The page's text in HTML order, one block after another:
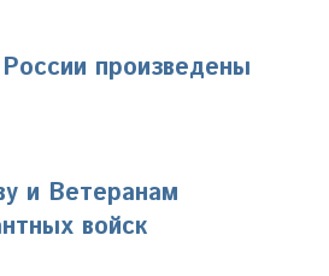
произведены
и Ветеранам
войск